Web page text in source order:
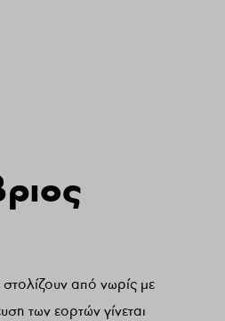
από νωρίς με
των εορτών γίνεται